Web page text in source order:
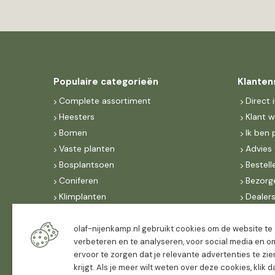
Populaire categorieën
Complete assortiment
Heesters
Bomen
Vaste planten
Bosplantsoen
Coniferen
Klimplanten
Dak, lei- & vormbomen
Dealers
Direct
Klant
Ik ben
Dealers
FAQ
olaf-nijenkamp.nl gebruikt cookies om de website te
verbeteren en te analyseren, voor social media en
ervoor te zorgen dat je relevante advertenties te
krijgt. Als je meer wilt weten over deze cookies, klik